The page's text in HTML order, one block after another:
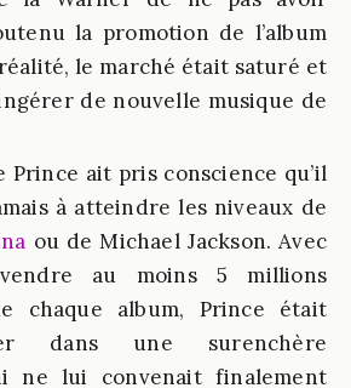
la promotion de l’album
le marché était saturé et
de nouvelle musique de
Prince ait pris conscience qu’il
à atteindre les niveaux de
ou de Michael Jackson. Avec
au moins 5 millions
chaque album, Prince était
dans une surenchère
ne lui convenait finalement